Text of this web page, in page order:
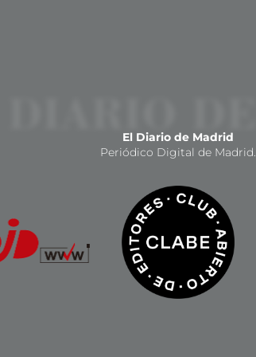
El Diario de Madrid
Periódico Digital de Madrid.